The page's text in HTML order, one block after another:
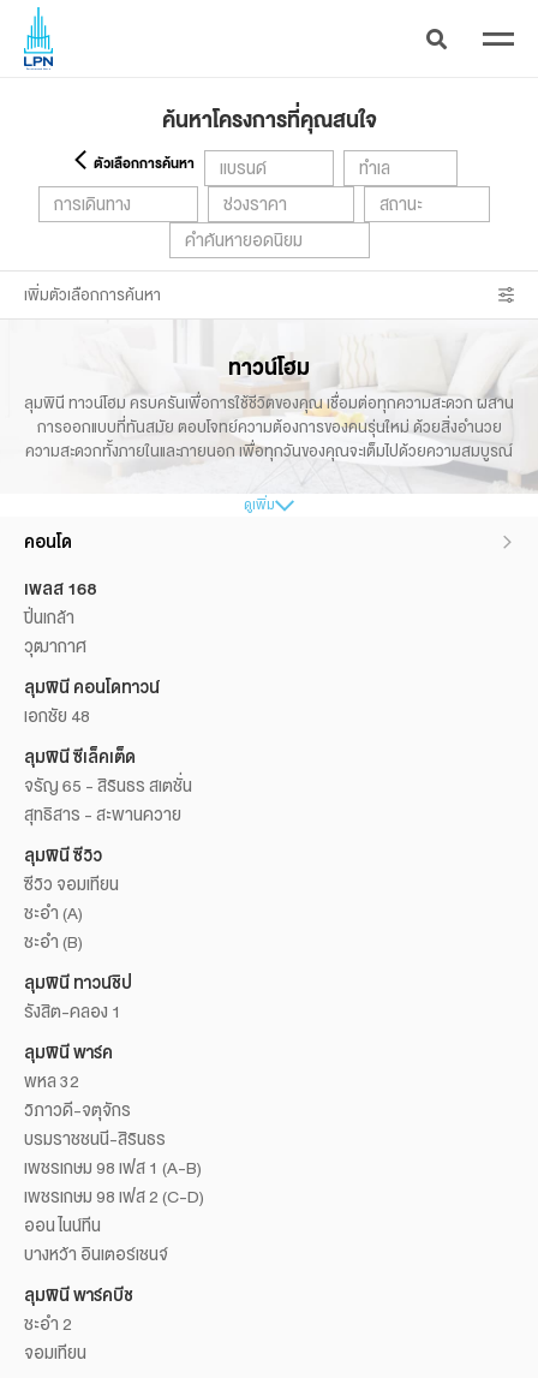
ค้นหาโครงการที่คุณสนใจ
ตัวเลือกการค้นหา แบรนด์
ทำเล
การเดินทาง
ช่วงราคา
สถานะ
คำค้นหายอดนิยม
เพิ่มตัวเลือกการค้นหา
ทาวน์โฮม
ลุมพินี ทาวน์โฮม ครบครันเพื่อการใช้ชีวิตของคุณ เชื่อมต่อทุกความสะดวก ผสาน
การออกแบบที่ทันสมัย ตอบโจทย์ความต้องการของคนรุ่นใหม่ ด้วยสิ่งอำนวย
ความสะดวกทั้งภายในและภายนอกเพื่อทุกวันของคุณจะเต็มไปด้วยความสมบูรณ์
ดูเพิ่ม
คอนโด
เพลส 168
ปิ่นเกล้า
วุฒากาศ
ลุมพินี คอนโดทาวน์
เอกชัย 48
ลุมพินี ซีเล็คเต็ด
จรัญ 65 - สิรินธร สเตชั่น
สุทธิสาร - สะพานควาย
ลุมพินี ซีวิว
ซีวิว จอมเทียน
ชะอำ (A)
ชะอำ (B)
ลุมพินี ทาวน์ชิป
รังสิต-คลอง 1
ลุมพินี พาร์ค
พหล 32
วิภาวดี-จตุจักร
บรมราชชนนี-สิรินธร
เพชรเกษม 98 เฟส 1 (A-B)
เพชรเกษม 98 เฟส 2 (C-D)
ออน ไนน์ทีน
บางหว้า อินเตอร์เชนจ์
ลุมพินี พาร์คบีช
ชะอำ 2
จอมเทียน